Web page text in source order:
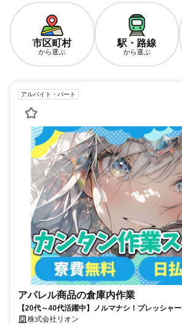
市区町村
から選ぶ
駅・路線
から選ぶ
アルバイト・パート
アパレル商品の倉庫内作業
【20代～40代活躍中】ノルマナシ！プレッシャ
費も安心！日払いOKで働いた分をすぐにゲット。
株式会社リオン